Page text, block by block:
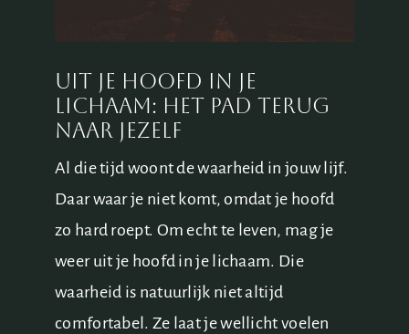
Uit je hoofd in je
lichaam: het pad terug
naar jezelf
Al die tijd woont de waarheid in jouw lijf.
Daar waar je niet komt, omdat je hoofd
zo hard roept. Om echt te leven, mag je
weer uit je hoofd in je lichaam. Die
waarheid is natuurlijk niet altijd
comfortabel. Ze laat je wellicht voelen